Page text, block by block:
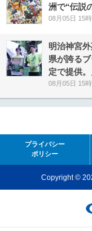
洲で“伝説
08月05日 15
明治神宮
県が誇る
定で提供
08月05日 15
プライバシー
ポリシー
Copyright ©